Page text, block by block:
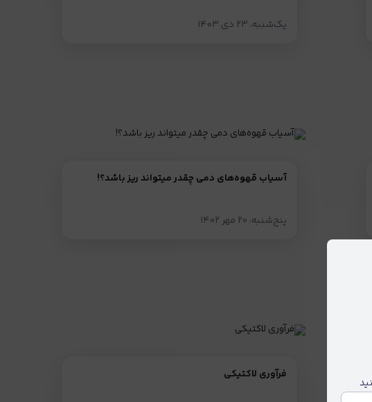
یک‌شنبه، ۲۳ دی ۱۴۰۳
آسیاب قهوه‌های دمی چقدر میتواند ریز باشد؟!
پنج‌شنبه، ۲۰ مهر ۱۴۰۲
فرآوری لاکتیکی